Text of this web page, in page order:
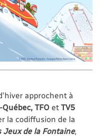
approchent à
TFO et TV5
la codiffusion de la
Jeux de la Fontaine,